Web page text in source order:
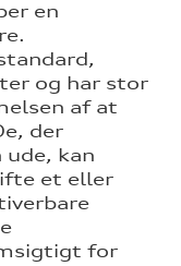
en
og har stor
af at
der
kan
et eller
for